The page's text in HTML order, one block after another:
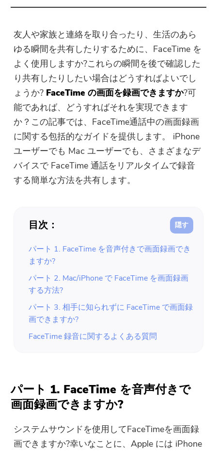
オンラインツール
無料動画変換
無料動画エディタ
無料写真コンプレッサー
無料PDFコンプレッサー
友人や家族と連絡を取り合ったり、生活のあら
ゆる瞬間を共有したりするために、FaceTime を
よく使用しますか?これらの瞬間を後で確認した
り共有したりしたい場合はどうすればよいでし
ょうか? FaceTime の画面を録画できますか?可
能であれば、どうすればそれを実現できます
か？この記事では、FaceTime通話中の画面録画
に関する包括的なガイドを提供します。 iPhone
ユーザーでも Mac ユーザーでも、さまざまなデ
バイスで FaceTime 通話をリアルタイムで録音
する簡単な方法を共有します。
目次：
パート 1. FaceTime を音声付きで画面録画でき
ますか?
パート 2. Mac/iPhone で FaceTime を画面録画
する方法?
パート 3. 相手に知られずに FaceTime で画面録
画できますか?
FaceTime 録音に関するよくある質問
パート 1. FaceTime を音声付きで
画面録画できますか?
システムサウンドを使用してFaceTimeを画面録
画できますか?幸いなことに、Apple には iPhone